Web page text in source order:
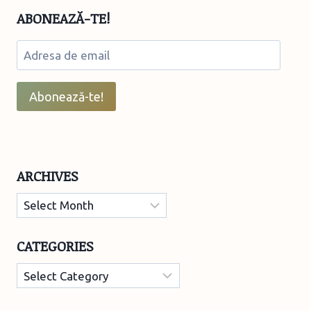
ABONEAZĂ-TE!
Adresa
de
email
Abonează-te!
ARCHIVES
Archives
CATEGORIES
Categories